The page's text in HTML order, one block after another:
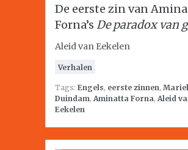
De eerste zin van
Forna’s De paradox van
Aleid van Eekelen
Verhalen
Tags: Engels, eerste zinnen,
Duindam, Aminatta Forna, Aleid
Eekelen